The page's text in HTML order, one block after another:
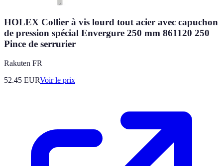
HOLEX Collier à vis lourd tout acier avec capuchon
de pression spécial Envergure 250 mm 861120 250
Pince de serrurier
Rakuten FR
52.45 EURVoir le prix